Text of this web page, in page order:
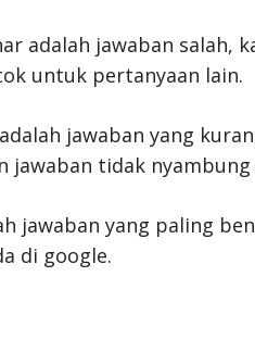
adalah jawaban salah,
untuk pertanyaan lain.
jawaban yang
tidak nyambung
jawaban yang paling
di google.